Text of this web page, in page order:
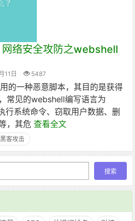
络安全攻防之webshell
11日 5487
的一种恶意脚本，其目的是获得
常见的webshell编写语言为
系统命令、窃取用户数据、删
，其危 查看全文
黑客攻击